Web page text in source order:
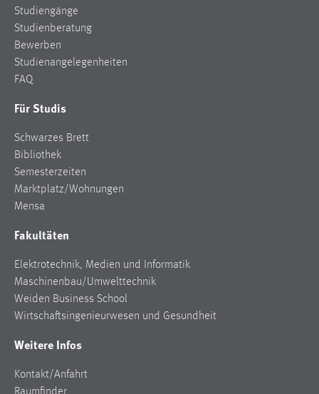
Studiengänge
Studienberatung
Bewerben
Studienangelegenheiten
FAQ
Für Studis
Schwarzes Brett
Bibliothek
Semesterzeiten
Marktplatz/Wohnungen
Mensa
Fakultäten
Elektrotechnik, Medien und Informatik
Maschinenbau/Umwelttechnik
Weiden Business School
Wirtschaftsingenieurwesen und Gesundheit
Weitere Infos
Kontakt/Anfahrt